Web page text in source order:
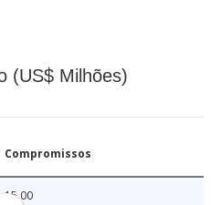
(US$ Milhões)
Compromissos
15.00